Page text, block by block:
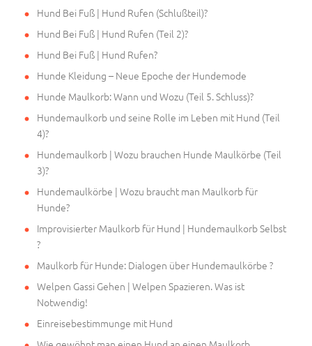
Hund Bei Fuß | Hund Rufen (Schlußteil)?
Hund Bei Fuß | Hund Rufen (Teil 2)?
Hund Bei Fuß | Hund Rufen?
Hunde Kleidung – Neue Epoche der Hundemode
Hunde Maulkorb: Wann und Wozu (Teil 5. Schluss)?
Hundemaulkorb und seine Rolle im Leben mit Hund (Teil
4)?
Hundemaulkorb | Wozu brauchen Hunde Maulkörbe (Teil
3)?
Hundemaulkörbe | Wozu braucht man Maulkorb für
Hunde?
Improvisierter Maulkorb für Hund | Hundemaulkorb Selbst
?
Maulkorb für Hunde: Dialogen über Hundemaulkörbe ?
Welpen Gassi Gehen | Welpen Spazieren. Was ist
Notwendig!
Einreisebestimmunge mit Hund